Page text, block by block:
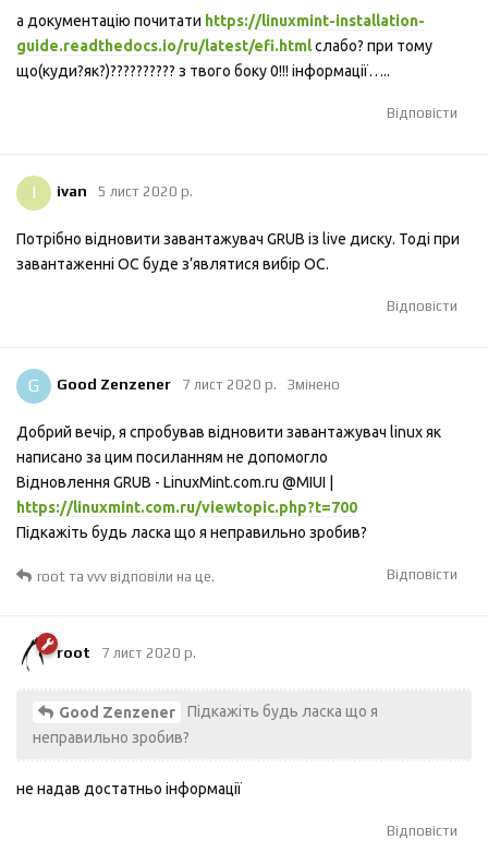
а документацію почитати https://linuxmint-installation-
guide.readthedocs.io/ru/latest/efi.htmlслабо? при тому
що(куди?як?)?????????? з твого боку 0!!! інформації…..
Відповісти
I ivan 5 лист 2020 р.
Потрібно відновити завантажувач GRUB із live диску. Тоді при
завантаженні ОС буде з’являтися вибір ОС.
Відповісти
G Good Zenzener 7 лист 2020 р. Змінено
Добрий вечір, я спробував відновити завантажувач linux як
написано за цим посиланням не допомогло
Відновлення GRUB - LinuxMint.com.ru @MIUI |
https://linuxmint.com.ru/viewtopic.php?t=700
Підкажіть будь ласка що я неправильно зробив?
Відповісти
root та vvv відповіли на це.
root 7 лист 2020 р.
Good Zenzener
Підкажіть будь ласка що я
неправильно зробив?
не надав достатньо інформації
Відповісти